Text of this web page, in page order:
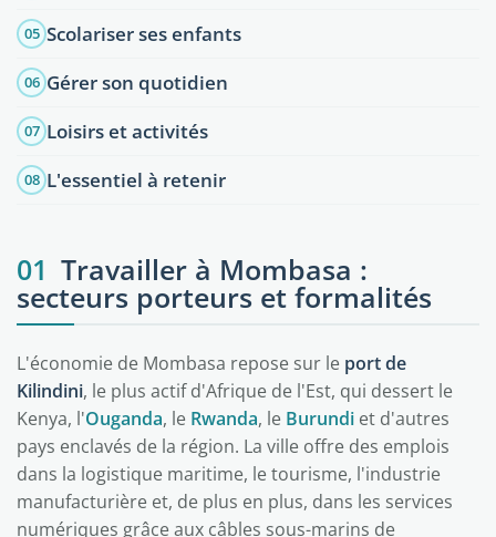
05 Scolariser ses enfants
06 Gérer son quotidien
07 Loisirs et activités
08 L'essentiel à retenir
01 Travailler à Mombasa :
secteurs porteurs et formalités
L'économie de Mombasa repose sur le port de
Kilindini, le plus actif d'Afrique de l'Est, qui dessert le
Kenya, l'Ouganda, le Rwanda, le Burundi et d'autres
pays enclavés de la région. La ville offre des emplois
dans la logistique maritime, le tourisme, l'industrie
manufacturière et, de plus en plus, dans les services
numériques grâce aux câbles sous-marins de